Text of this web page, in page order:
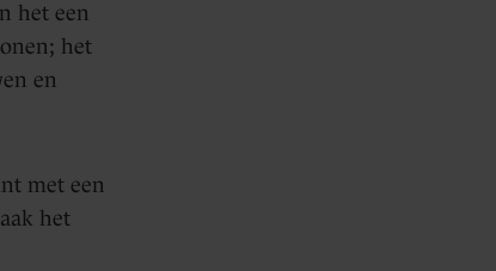
het een
het
en
met een
het